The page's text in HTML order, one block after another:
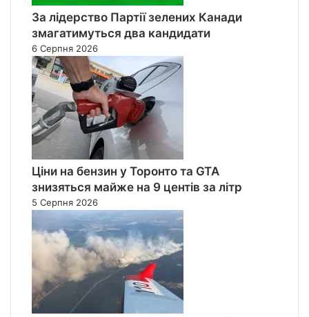
За лідерство Партії зелених Канади
змагатимуться два кандидати
6 Серпня 2026
Ціни на бензин у Торонто та GTA
знизяться майже на 9 центів за літр
5 Серпня 2026